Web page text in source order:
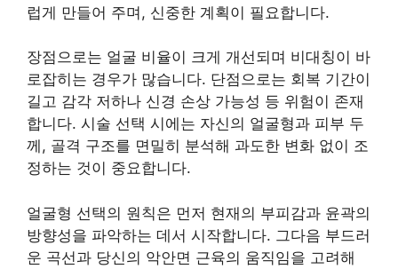
럽게 만들어 주며, 신중한 계획이 필요합니다.
장점으로는 얼굴 비율이 크게 개선되며 비대칭이 바
로잡히는 경우가 많습니다. 단점으로는 회복 기간이
길고 감각 저하나 신경 손상 가능성 등 위험이 존재
합니다. 시술 선택 시에는 자신의 얼굴형과 피부 두
께, 골격 구조를 면밀히 분석해 과도한 변화 없이 조
정하는 것이 중요합니다.
얼굴형 선택의 원칙은 먼저 현재의 부피감과 윤곽의
방향성을 파악하는 데서 시작합니다. 그다음 부드러
운 곡선과 당신의 악안면 근육의 움직임을 고려해